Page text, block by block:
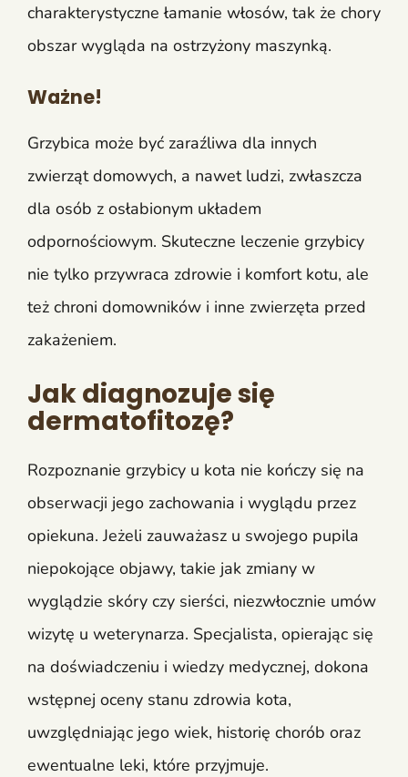
charakterystyczne łamanie włosów, tak że chory
obszar wygląda na ostrzyżony maszynką.
Ważne!
Grzybica może być zaraźliwa dla innych
zwierząt domowych, a nawet ludzi, zwłaszcza
dla osób z osłabionym układem
odpornościowym. Skuteczne leczenie grzybicy
nie tylko przywraca zdrowie i komfort kotu, ale
też chroni domowników i inne zwierzęta przed
zakażeniem.
Jak diagnozuje się
dermatofitozę?
Rozpoznanie grzybicy u kota nie kończy się na
obserwacji jego zachowania i wyglądu przez
opiekuna. Jeżeli zauważasz u swojego pupila
niepokojące objawy, takie jak zmiany w
wyglądzie skóry czy sierści, niezwłocznie umów
wizytę u weterynarza. Specjalista, opierając się
na doświadczeniu i wiedzy medycznej, dokona
wstępnej oceny stanu zdrowia kota,
uwzględniając jego wiek, historię chorób oraz
ewentualne leki, które przyjmuje.